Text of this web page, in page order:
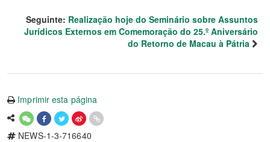
Seguinte: Realização hoje do Seminário sobre Assuntos
Jurídicos Externos em Comemoração do 25.º Aniversário
do Retorno de Macau à Pátria
Imprimir esta página
NEWS-1-3-716640